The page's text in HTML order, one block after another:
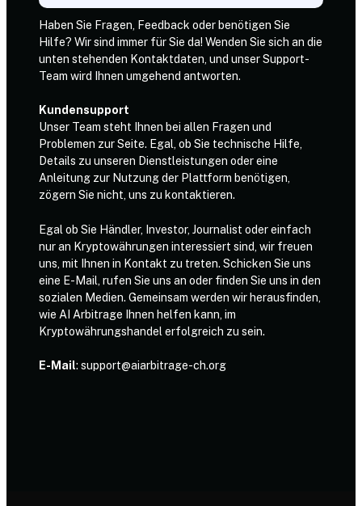
Haben Sie Fragen, Feedback oder benötigen Sie
Hilfe? Wir sind immer für Sie da! Wenden Sie sich an die
unten stehenden Kontaktdaten, und unser Support-
Team wird Ihnen umgehend antworten.
Kundensupport
Unser Team steht Ihnen bei allen Fragen und
Problemen zur Seite. Egal, ob Sie technische Hilfe,
Details zu unseren Dienstleistungen oder eine
Anleitung zur Nutzung der Plattform benötigen,
zögern Sie nicht, uns zu kontaktieren.
Egal ob Sie Händler, Investor, Journalist oder einfach
nur an Kryptowährungen interessiert sind, wir freuen
uns, mit Ihnen in Kontakt zu treten. Schicken Sie uns
eine E-Mail, rufen Sie uns an oder finden Sie uns in den
sozialen Medien. Gemeinsam werden wir herausfinden,
wie AI Arbitrage Ihnen helfen kann, im
Kryptowährungshandel erfolgreich zu sein.
E-Mail: support@aiarbitrage-ch.org